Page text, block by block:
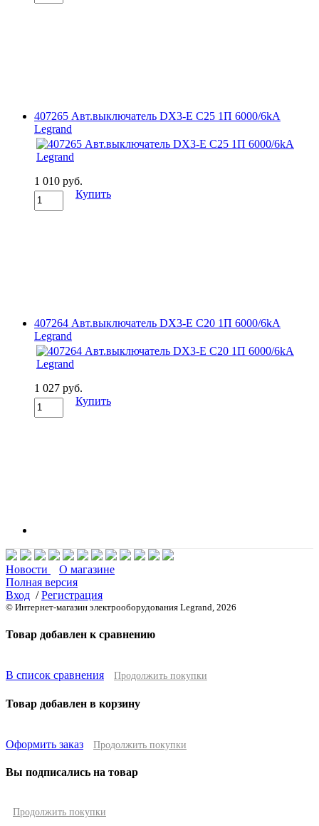
407265 Авт.выключатель DX3-E C25 1П 6000/6kA
Legrand
1 010 руб.
Купить
407264 Авт.выключатель DX3-E C20 1П 6000/6kA
Legrand
1 027 руб.
Купить
Новости
О магазине
Полная версия
Вход /Регистрация
© Интернет-магазин электрооборудования Legrand, 2026
Товар добавлен к сравнению
В список сравнения Продолжить покупки
Товар добавлен в корзину
Оформить заказ Продолжить покупки
Вы подписались на товар
Продолжить покупки